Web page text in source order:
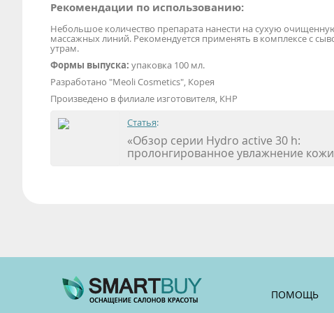
Рекомендации по использованию:
Небольшое количество препарата нанести на сухую
массажных линий. Рекомендуется применять в комплексе с
утрам.
Формы выпуска: упаковка 100 мл.
Разработано "Meoli Cosmetics", Корея
Произведено в филиале изготовителя, КНР
Статья:
«Обзор серии Hydro active 30 h:
пролонгированное увлажнение
ПОМОЩЬ